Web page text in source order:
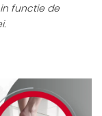
functie de